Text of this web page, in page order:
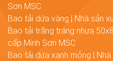
Sơn MSC
Bao tải dứa vàng | Nhà sản
Bao tải trắng tráng nhựa
cấp Minh Sơn MSC
Bao tải dứa xanh mỏng |